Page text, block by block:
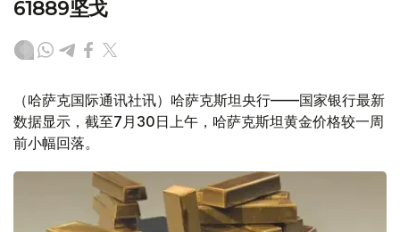
61889坚戈
（哈萨克国际通讯社讯）哈萨克斯坦央行——国家银行最新
数据显示，截至7月30日上午，哈萨克斯坦黄金价格较一周
前小幅回落。